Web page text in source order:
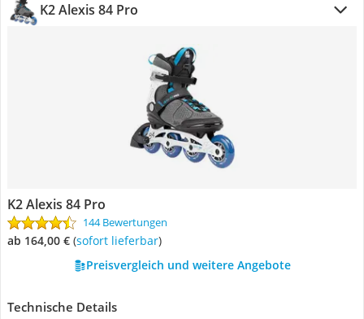
K2 Alexis 84 Pro
K2 Alexis 84 Pro
144 Bewertungen
ab 164,00 € ( Sofort lieferbar)
Preisvergleich und weitere Angebote
Technische Details